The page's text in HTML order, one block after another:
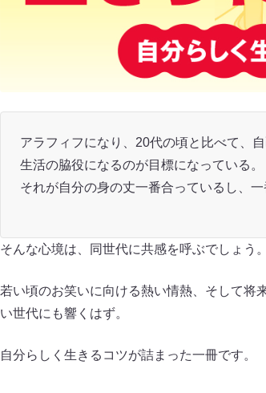
アラフィフになり、20代の頃と比べて、
生活の脇役になるのが目標になっている。
それが自分の身の丈一番合っているし、一
そんな心境は、同世代に共感を呼ぶでしょう。
若い頃のお笑いに向ける熱い情熱、そして将
い世代にも響くはず。
自分らしく生きるコツが詰まった一冊です。